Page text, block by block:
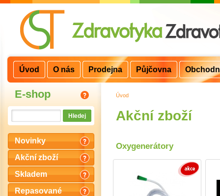
E-shop
Novinky
Akční zboží
Skladem
Repasované
Úvod
Akční zboží
Oxygenerátory
Úvod O nás Prodejna Půjčovna